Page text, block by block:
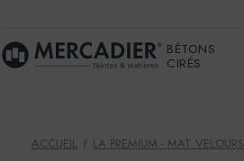
BÉTONS
CIRÉS
ACCUEIL LA PREMIUM - MAT VELOURS